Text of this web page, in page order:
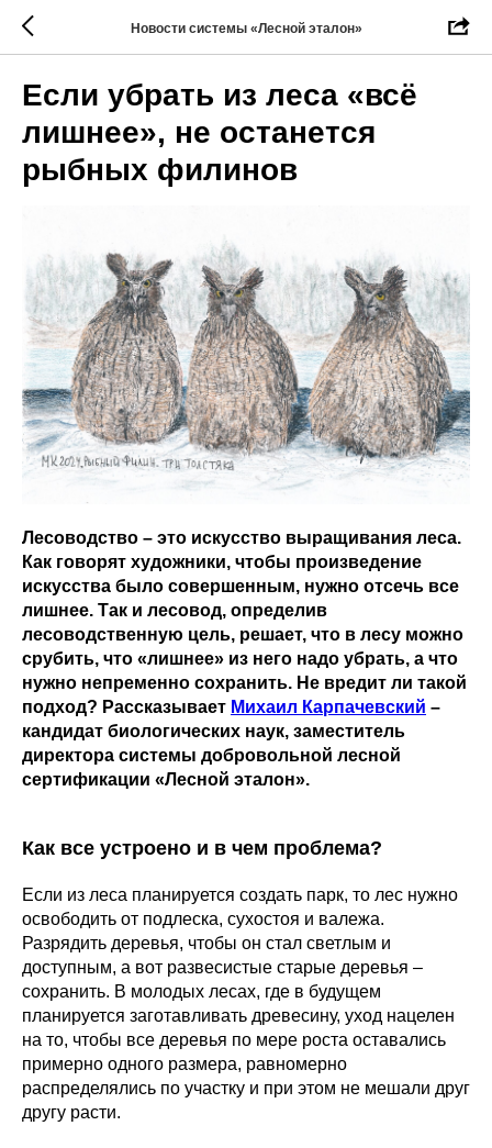
Новости системы «Лесной эталон»
Если убрать из леса «всё
лишнее», не останется
рыбных филинов
Лесоводство – это искусство выращивания леса.
Как говорят художники, чтобы произведение
искусства было совершенным, нужно отсечь все
лишнее. Так и лесовод, определив
лесоводственную цель, решает, что в лесу можно
срубить, что «лишнее» из него надо убрать, а что
нужно непременно сохранить. Не вредит ли такой
подход? Рассказывает Михаил Карпачевский –
кандидат биологических наук, заместитель
директора системы добровольной лесной
сертификации «Лесной эталон».
Как все устроено и в чем проблема?
Если из леса планируется создать парк, то лес нужно
освободить от подлеска, сухостоя и валежа.
Разрядить деревья, чтобы он стал светлым и
доступным, а вот развесистые старые деревья –
сохранить. В молодых лесах, где в будущем
планируется заготавливать древесину, уход нацелен
на то, чтобы все деревья по мере роста оставались
примерно одного размера, равномерно
распределялись по участку и при этом не мешали друг
другу расти.